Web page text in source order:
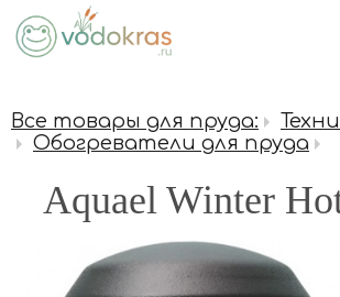
Все товары для пруда:
Обогреватели для пруда
Aquael Winter